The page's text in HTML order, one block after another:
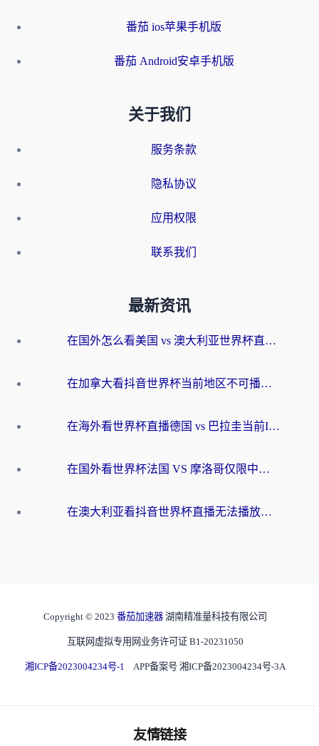
番茄 ios苹果手机版
番茄 Android安卓手机版
关于我们
服务条款
隐私协议
应用权限
联系我们
最新资讯
在国外怎么看美国 vs 澳大利亚世界杯直播？海外党必藏的中文解说观赛指南
在加拿大看抖音世界杯当前地区不可播放？海外党体育观赛终极指南
在海外看世界杯直播德国 vs 巴拉圭当前IP受限制？这篇指南帮你轻松解决地区限制
在国外看世界杯法国 VS 摩洛哥仅限中国大陆？别让地域限制拦下你的欢呼
在澳大利亚看抖音世界杯直播无法播放？海外党体育观赛终极指南来了！
Copyright © 2023 番茄加速器 湖南精准量科技有限公司
互联网虚拟专用网业务许可证 B1-20231050
湘ICP备2023004234号-1 APP备案号 湘ICP备2023004234号-3A
友情链接